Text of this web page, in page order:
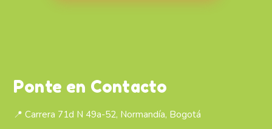
Ponte en Contacto
📍 Carrera 71d N 49a-52, Normandía, Bogotá